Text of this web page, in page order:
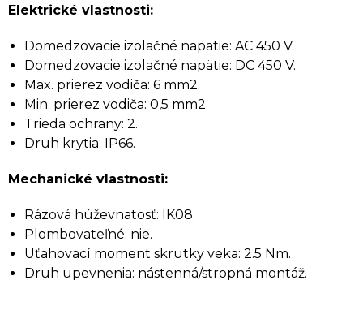
Elektrické vlastnosti:
Domedzovacie izolačné napätie: AC 450 V.
Domedzovacie izolačné napätie: DC 450 V.
Max. prierez vodiča: 6 mm2.
Min. prierez vodiča: 0,5 mm2.
Trieda ochrany: 2.
Druh krytia: IP66.
Mechanické vlastnosti:
Rázová húževnatosť: IK08.
Plombovateľné: nie.
Uťahovací moment skrutky veka: 2.5 Nm.
Druh upevnenia: nástenná/stropná montáž.